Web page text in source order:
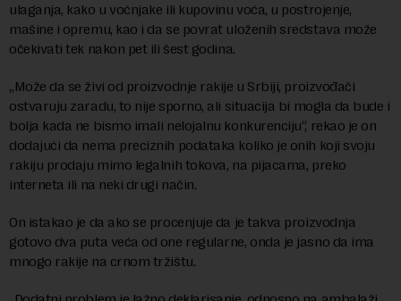
ulaganja, kako u voćnjake ili kupovinu voća, u postrojenje,
mašine i opremu, kao i da se povrat uloženih sredstava može
očekivati tek nakon pet ili šest godina.
„Može da se živi od proizvodnje rakije u Srbiji, proizvođači
ostvaruju zaradu, to nije sporno, ali situacija bi mogla da bude i
bolja kada ne bismo imali nelojalnu konkurenciju“, rekao je on
dodajući da nema preciznih podataka koliko je onih koji svoju
rakiju prodaju mimo legalnih tokova, na pijacama, preko
interneta ili na neki drugi način.
On istakao je da ako se procenjuje da je takva proizvodnja
gotovo dva puta veća od one regularne, onda je jasno da ima
mnogo rakije na crnom tržištu.